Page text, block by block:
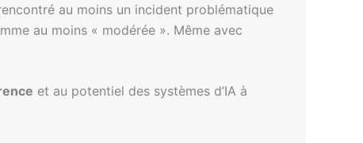
au moins un incident problématique
au moins « modérée ». Même avec
et au potentiel des systèmes d’IA à